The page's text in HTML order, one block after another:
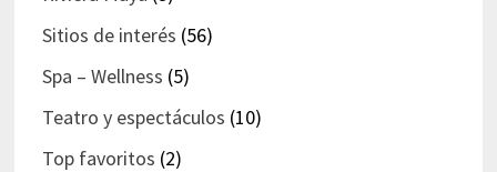
Sitios de interés (56)
Spa – Wellness (5)
Teatro y espectáculos (10)
Top favoritos (2)